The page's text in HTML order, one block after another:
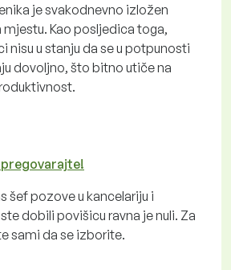
je svakodnevno izložen
Kao posljedica toga,
nisu u stanju da se u potpunosti
dovoljno, što bitno utiče na
šef pozove u kancelariju i
dobili povišicu ravna je nuli. Za
sami da se izborite.